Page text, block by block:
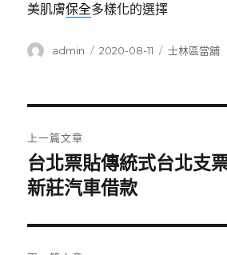
美肌膚保全多樣化的選擇
作
admin
發
2020-08-11
分
士林區當舖
章
導
覽
上一篇文章
上
一
文
章:
台北票貼傳統式台北支
新莊汽車借款